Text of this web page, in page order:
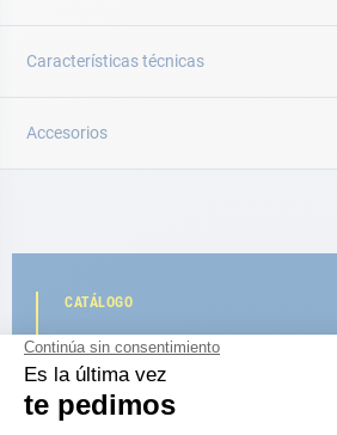
Características técnicas
Accesorios
CATÁLOGO
Descubre
la nueva guía AD 2026